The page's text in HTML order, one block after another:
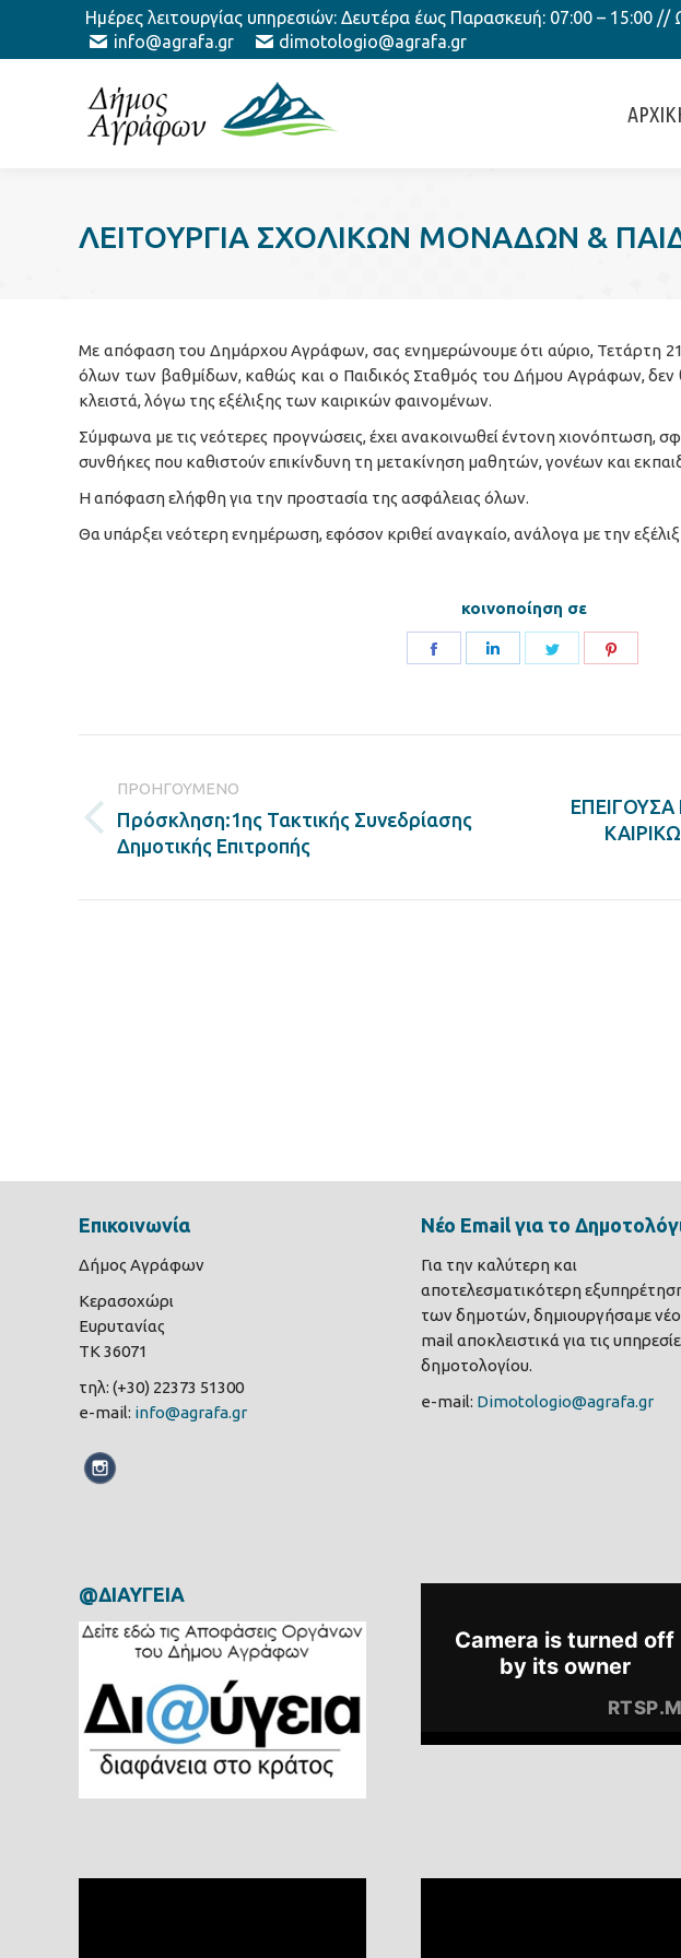
Ημέρες λειτουργίας υπηρεσιών: Δευτέρα έως Παρασκευή: 07:00 – 15:00 //
info@agrafa.gr
dimotologio@agrafa.gr
ΛΕΙΤΟΥΡΓΙΑ ΣΧΟΛΙΚΩΝ ΜΟΝΑΔΩΝ &
Με απόφαση του Δημάρχου Αγράφων, σας ενημερώνουμε ότι αύριο, Τετάρτη 21
όλων των βαθμίδων, καθώς και ο Παιδικός Σταθμός του Δήμου Αγράφων, δεν
κλειστά, λόγω της εξέλιξης των καιρικών φαινομένων.
Σύμφωνα με τις νεότερες προγνώσεις, έχει ανακοινωθεί έντονη χιονόπτωση,
συνθήκες που καθιστούν επικίνδυνη τη μετακίνηση μαθητών, γονέων και
Η απόφαση ελήφθη για την προστασία της ασφάλειας όλων.
Θα υπάρξει νεότερη ενημέρωση, εφόσον κριθεί αναγκαίο, ανάλογα με την
κοινοποίηση σε
Share
Share
navigation
ΠΡΟΗΓΟΎΜΕΝΟ
Previous
post:
Πρόσκληση:1ης Τακτικής Συνεδρίασης
Δημοτικής Επιτροπής
Επικοινωνία
Δήμος Αγράφων
Κερασοχώρι
Ευρυτανίας
ΤΚ 36071
τηλ: (+30) 22373 51300
e-mail: info@agrafa.gr
Νέο Email για το
Για την καλύτερη και
αποτελεσματικότερη
των δημοτών, δημιουργήσαμε
mail αποκλειστικά για τις
δημοτολογίου.
e-mail: Dimotologio@agrafa.gr
@ΔΙΑΥΓΕΙΑ